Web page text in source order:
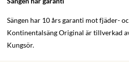
Sängen har 10 års garanti mot fjäder-
Kontinentalsäng Original är tillverkad
Kungsör.